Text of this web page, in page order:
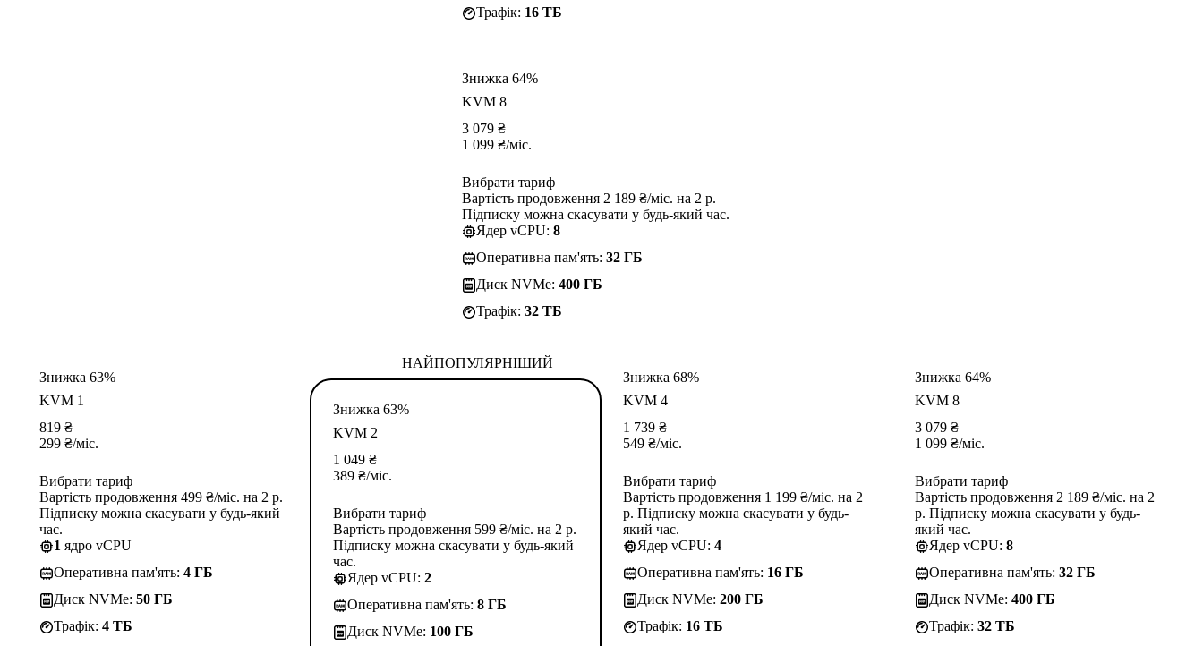
Трафік: 16 TБ
Знижка 64%
KVM 8
3 079 ₴
1 099 ₴/міс.
Вибрати тариф
Вартість продовження 2 189 ₴/міс. на 2 р.
Підписку можна скасувати у будь-який час.
Ядер vCPU: 8
Оперативна пам'ять: 32 ГБ
Диск NVMe: 400 ГБ
Трафік: 32 TБ
Знижка 63%
KVM 1
819 ₴
299 ₴/міс.
Вибрати тариф
Вартість продовження 499 ₴/міс. на 2 р.
Підписку можна скасувати у будь-який
час.
1 ядро vCPU
Оперативна пам'ять: 4 ГБ
Диск NVMe: 50 ГБ
Трафік: 4 TБ
НАЙПОПУЛЯРНІШИЙ
Знижка 63%
KVM 2
1 049 ₴
389 ₴/міс.
Вибрати тариф
Вартість продовження 599 ₴/міс. на 2 р.
Підписку можна скасувати у будь-який
час.
Ядер vCPU: 2
Оперативна пам'ять: 8 ГБ
Диск NVMe: 100 ГБ
Знижка 68%
KVM 4
1 739 ₴
549 ₴/міс.
Вибрати тариф
Вартість продовження 1 199 ₴/міс. на 2
р. Підписку можна скасувати у будь-
який час.
Ядер vCPU: 4
Оперативна пам'ять: 16 ГБ
Диск NVMe: 200 ГБ
Трафік: 16 TБ
Знижка 64%
KVM 8
3 079 ₴
1 099 ₴/міс.
Вибрати тариф
Вартість продовження 2 189 ₴/міс. на 2
р. Підписку можна скасувати у будь-
який час.
Ядер vCPU: 8
Оперативна пам'ять: 32 ГБ
Диск NVMe: 400 ГБ
Трафік: 32 TБ